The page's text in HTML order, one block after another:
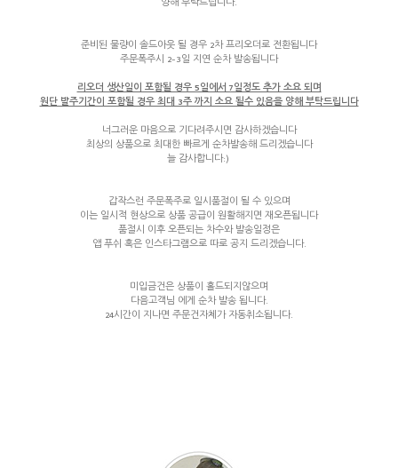
양해 부탁드립니다.
준비된 물량이 솔드아웃 될 경우 2차 프리오더로 전환됩니다
주문폭주시 2-3일 지연 순차 발송됩니다
리오더 생산일이 포함될 경우 5일에서 7일정도 추가 소요 되며
원단 발주기간이 포함될 경우 최대 3주 까지 소요 될수 있음을 양해 부탁드립니다
너그러운 마음으로 기다려주시면 감사하겠습니다
최상의 상품으로 최대한 빠르게 순차발송해 드리겠습니다
늘 감사합니다:)
갑작스런 주문폭주로 일시품절이 될 수 있으며
이는 일시적 현상으로 상품 공급이 원활해지면 재오픈됩니다
품절시 이후 오픈되는 차수와 발송일정은
앱 푸쉬 혹은 인스타그램으로 따로 공지 드리겠습니다.
미입금건은 상품이 홀드되지않으며
다음고객님 에게 순차 발송 됩니다.
24시간이 지나면 주문건자체가 자동취소됩니다.